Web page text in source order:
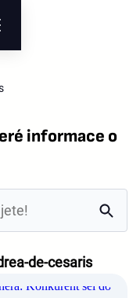
informace o
de-cesaris